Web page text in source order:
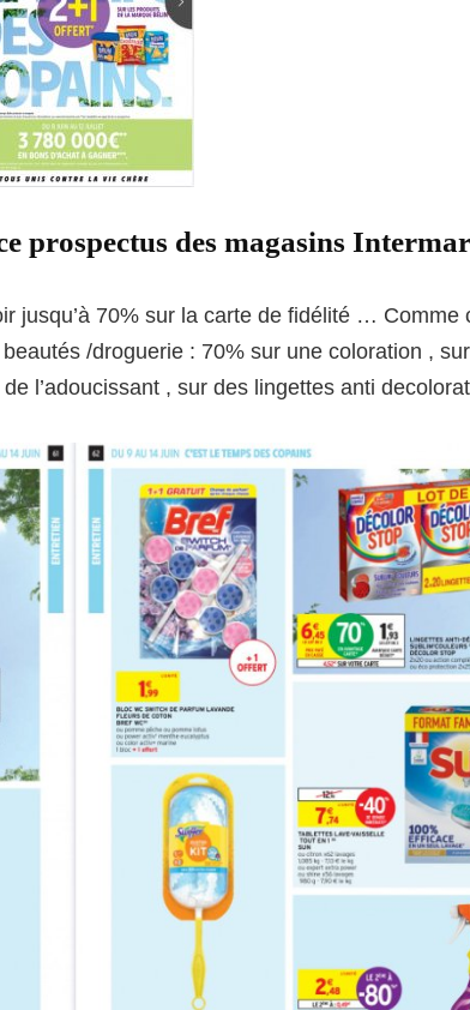
prospectus des magasins
jusqu’à 70% sur la carte de fidélité … Comme
/droguerie : 70% sur une coloration ,
l’adoucissant , sur des lingettes anti